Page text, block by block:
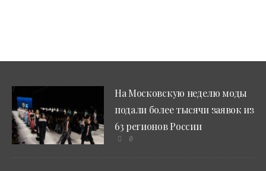
На Московскую неделю моды
подали более тысячи заявок из
63 регионов России
0